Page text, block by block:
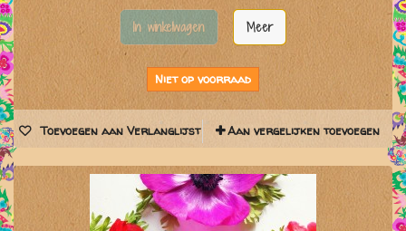
In winkelwagen Meer
Niet op voorraad
Toevoegen aan Verlanglijst Aan vergelijken toevoegen